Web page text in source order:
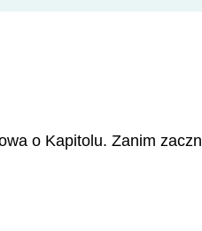
o Kapitolu. Zanim